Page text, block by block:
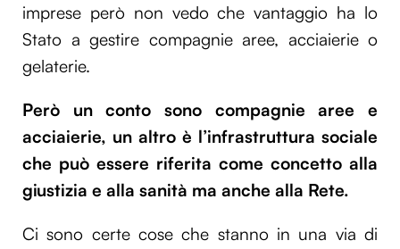
imprese però non vedo che vantaggio ha lo
Stato a gestire compagnie aree, acciaierie o
gelaterie.
Però un conto sono compagnie aree e
acciaierie, un altro è l’infrastruttura sociale
che può essere riferita come concetto alla
giustizia e alla sanità ma anche alla Rete.
Ci sono certe cose che stanno in una via di